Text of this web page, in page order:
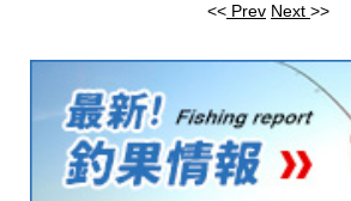
<< Prev Next >>